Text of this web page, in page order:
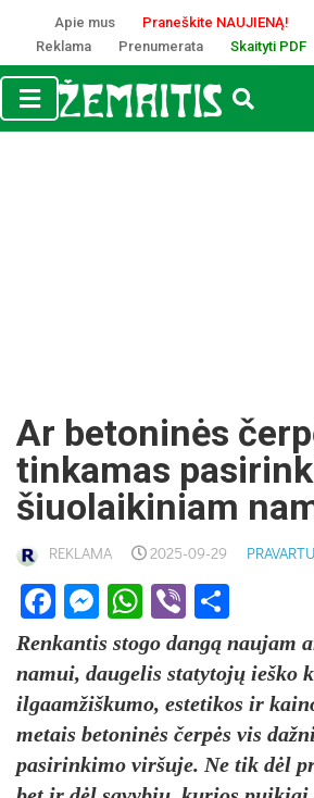
Apie mus
Praneškite NAUJIENĄ!
Reklama
Prenumerata Skaityti PDF
Ar betoninės
tinkamas
šiuolaikiniam
REKLAMA 2025-09-29
Facebook
Messenger
WhatsApp
Viber
Renkantis stogo dangą naujam
namui, daugelis statytojų ieško
ilgaamžiškumo, estetikos ir
metais betoninės čerpės vis
pasirinkimo viršuje. Ne tik dėl